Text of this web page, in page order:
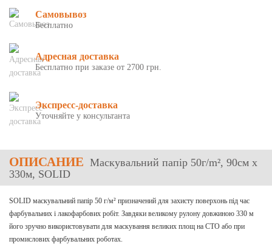
Самовывоз
Бесплатно
Адресная доставка
Бесплатно при заказе от 2700 грн.
Экспресс-доставка
Уточняйте у консультанта
ОПИСАНИЕ Маскувальний папір 50г/m², 90см х
330м, SOLID
SOLID маскувальний папір 50 г/м² призначений для захисту поверхонь під час
фарбувальних і лакофарбових робіт. Завдяки великому рулону довжиною 330 м
його зручно використовувати для маскування великих площ на СТО або при
промислових фарбувальних роботах.